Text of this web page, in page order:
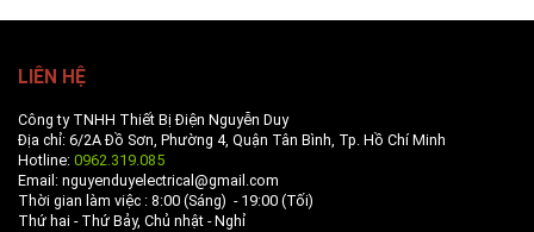
LIÊN HỆ
Công ty TNHH Thiết Bị Điện Nguyễn Duy
Địa chỉ: 6/2A Đồ Sơn, Phường 4, Quận Tân Bình, Tp. Hồ Chí Minh
Hotline: 0962.319.085
Email: nguyenduyelectrical@gmail.com
Thời gian làm việc : 8:00 (Sáng) - 19:00 (Tối)
Thứ hai - Thứ Bảy, Chủ nhật - Nghỉ